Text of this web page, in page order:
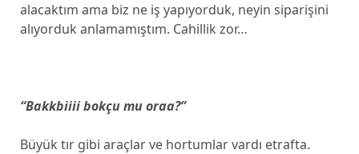
alacaktım ama biz ne iş yapıyorduk, neyin siparişini
alıyorduk anlamamıştım. Cahillik zor…
“Bakkbiiii bokçu mu oraa?”
Büyük tır gibi araçlar ve hortumlar vardı etrafta.